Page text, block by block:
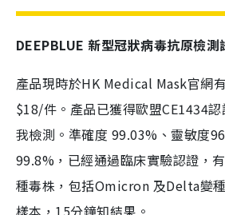
DEEPBLUE 新型冠狀病毒抗原檢測
產品現時於HK Medical Mask官網
$18/件。產品已獲得歐盟CE1434
我檢測。準確度 99.03%、靈敏度
99.8%，已經通過臨床實驗認證，
種毒株，包括Omicron 及Delta變
樣本，15分鐘知結果。